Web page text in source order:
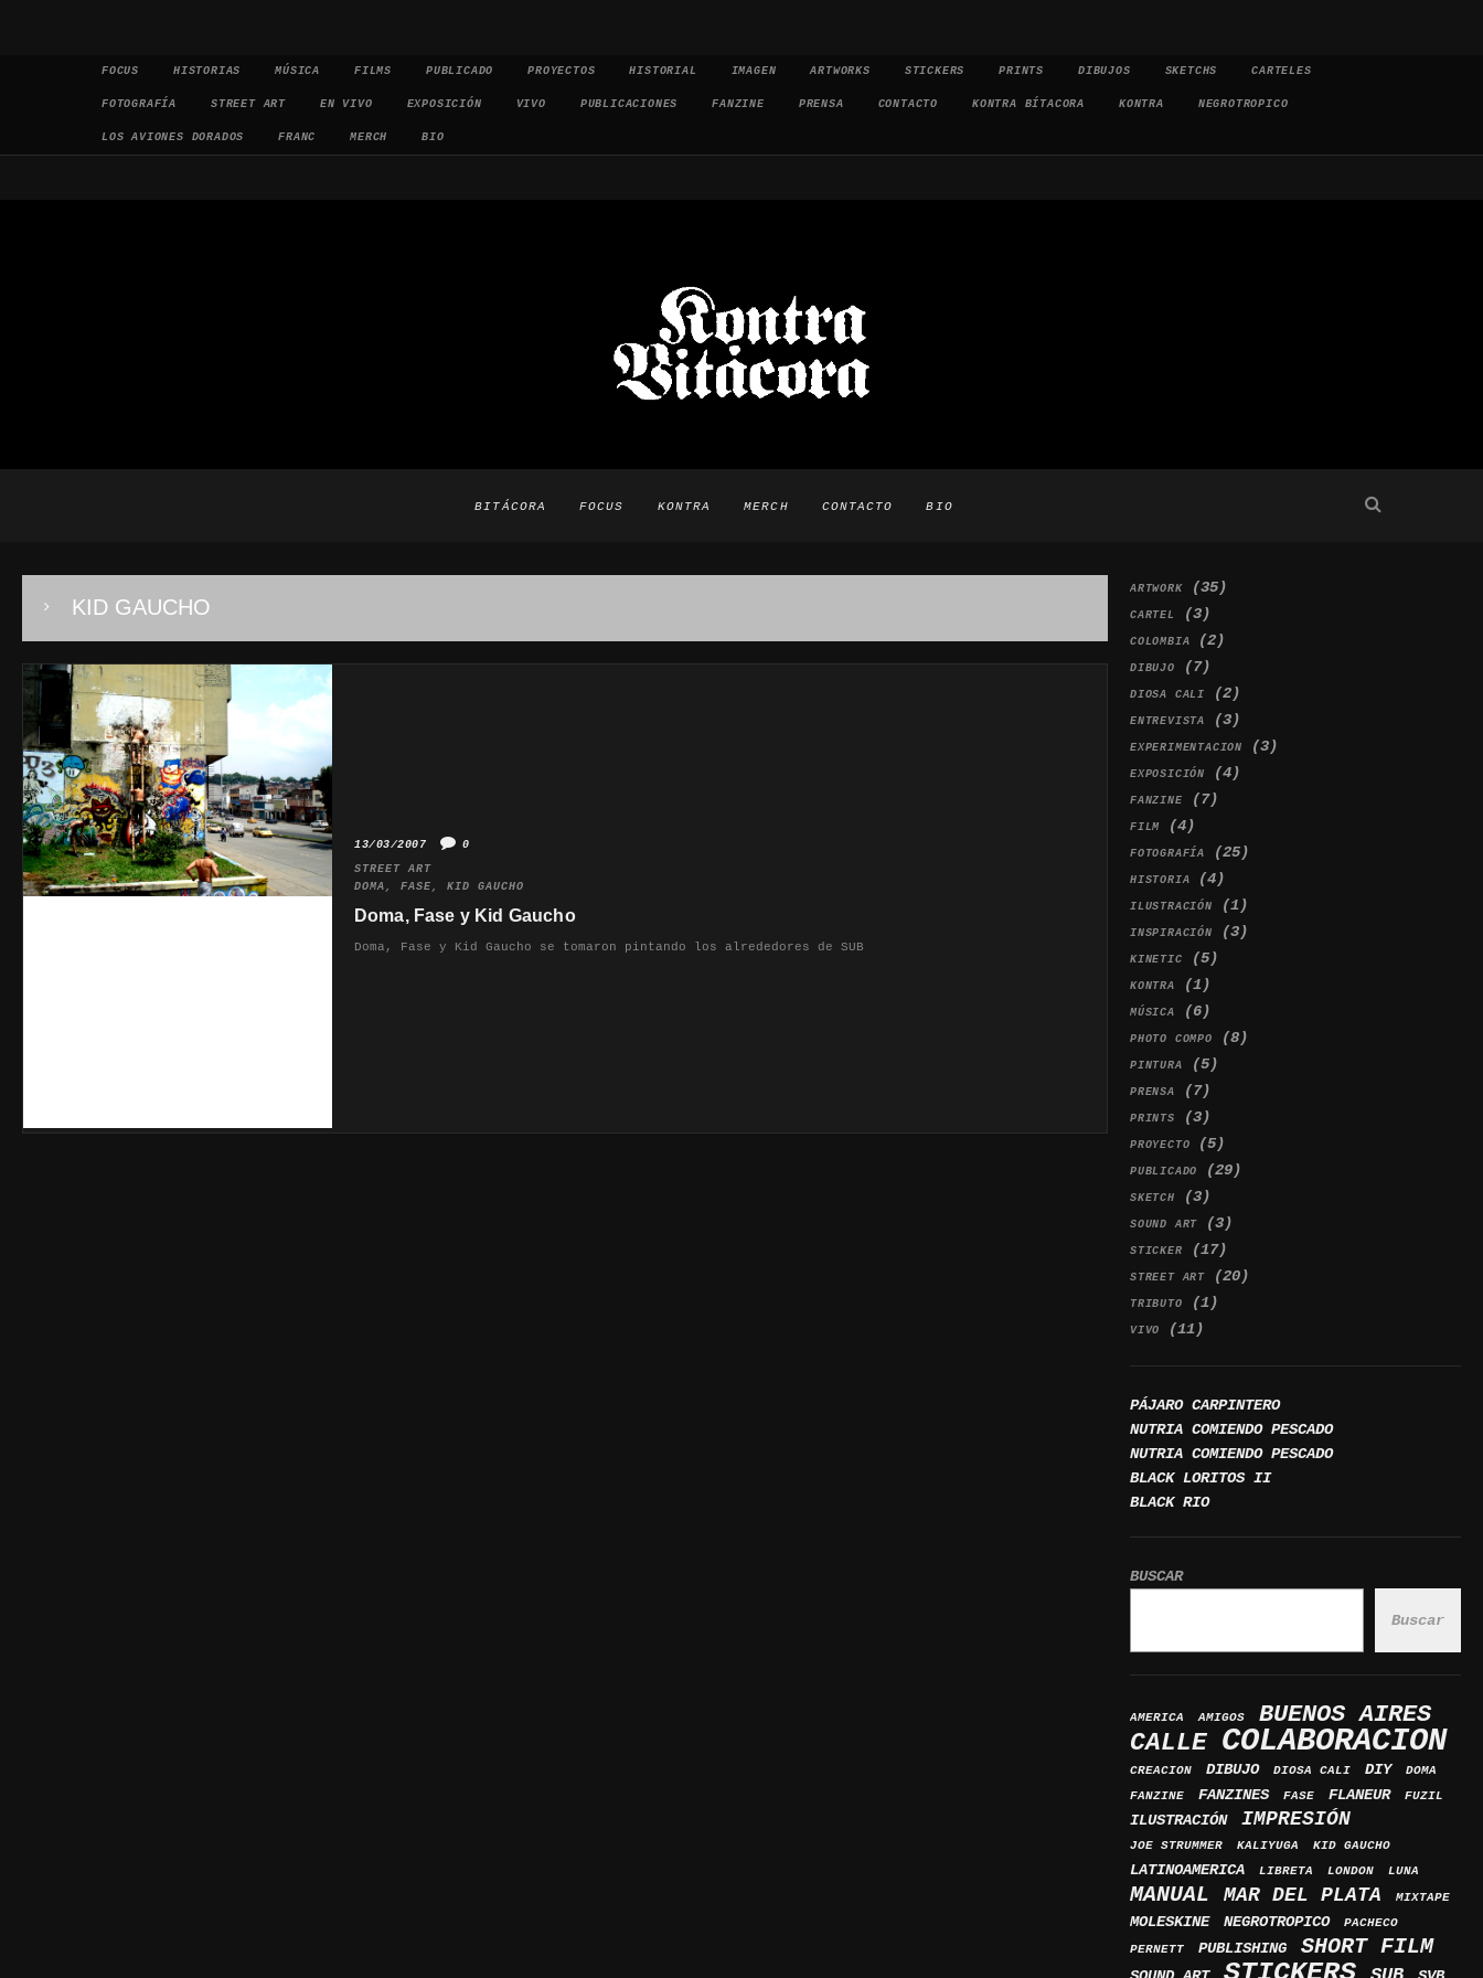
Saltar al contenido
FOCUS HISTORIAS MÚSICA FILMS PUBLICADO PROYECTOS HISTORIAL IMAGEN ARTWORKS STICKERS PRINTS DIBUJOS SKETCHS CARTELES
FOTOGRAFÍA STREET ART EN VIVO EXPOSICIÓN VIVO PUBLICACIONES FANZINE PRENSA CONTACTO KONTRA BÍTACORA KONTRA NEGROTROPICO
LOS AVIONES DORADOS FRANC MERCH BIO
BITÁCORA FOCUS KONTRA MERCH CONTACTO BIO
KID GAUCHO
13/03/2007
0
STREET ART
DOMA, FASE, KID GAUCHO
Doma, Fase y Kid Gaucho
Doma, Fase y Kid Gaucho se tomaron pintando los alrededores de SUB
ARTWORK(35)
CARTEL (3)
COLOMBIA (2)
DIBUJO (7)
DIOSA CALI (2)
ENTREVISTA (3)
EXPERIMENTACION (3)
EXPOSICIÓN (4)
FANZINE (7)
FILM (4)
FOTOGRAFÍA (25)
HISTORIA (4)
ILUSTRACIÓN (1)
INSPIRACIÓN (3)
KINETIC (5)
KONTRA (1)
MÚSICA (6)
PHOTO COMPO (8)
PINTURA (5)
PRENSA (7)
PRINTS (3)
PROYECTO (5)
PUBLICADO (29)
SKETCH (3)
SOUND ART (3)
STICKER (17)
STREET ART (20)
TRIBUTO (1)
VIVO (11)
PÁJARO CARPINTERO
NUTRIA COMIENDO PESCADO
NUTRIA COMIENDO PESCADO
BLACK LORITOS II
BLACK RIO
BUSCAR
Buscar
AMERICA AMIGOS
BUENOS AIRES
CALLE COLABORACION
CREACION DIBUJO DIOSA CALI DIY
DOMA
FANZINE
FANZINES FASE FLANEUR FUZIL
ILUSTRACIÓN IMPRESIÓN
JOE STRUMMER KALIYUGA KID GAUCHO
LATINOAMERICA LIBRETA LONDON LUNA
MANUAL MAR DEL PLATA MIXTAPE
MOLESKINE NEGROTROPICO
PACHECO
PERNETT
PUBLISHING SHORT FILM